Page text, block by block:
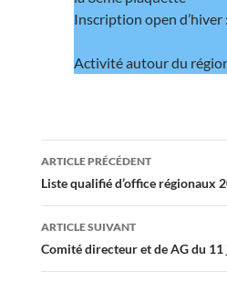
Inscription open d’hiver :
Activité autour du
Navigation
des
articles
ARTICLE PRÉCÉDENT
Liste qualifié d’office régionaux
ARTICLE SUIVANT
Comité directeur et de AG du